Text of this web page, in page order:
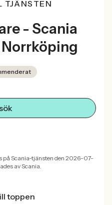
TJÄNSTEN
- Scania
på Scania-tjänsten den 2026-07-
av Scania.
toppen